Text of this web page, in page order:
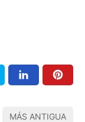
MÁS ANTIGUA